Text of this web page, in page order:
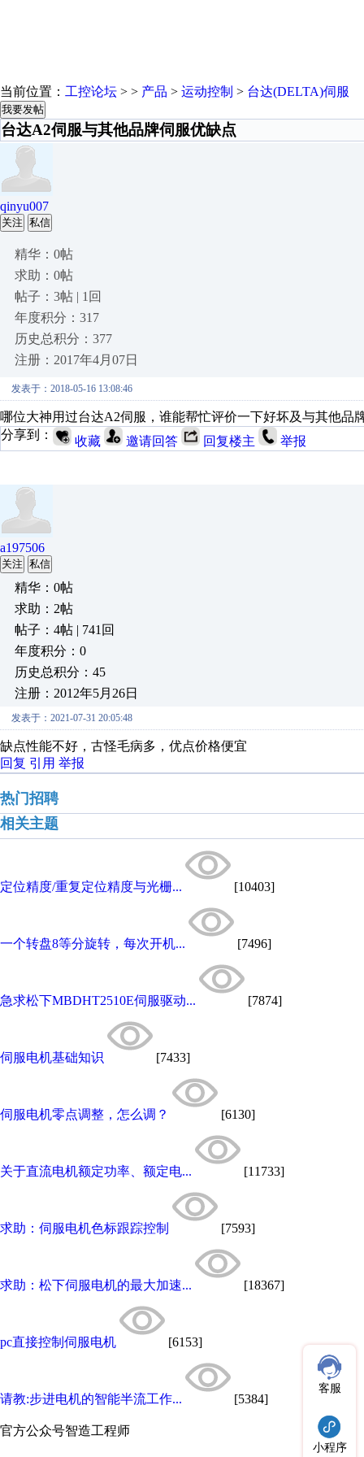
当前位置： 工控论坛 > > 产品 > 运动控制 > 台达(DELTA)伺服
我要发帖
台达A2伺服与其他品牌伺服优缺点
qinyu007
关注 私信
精华：0帖
求助：0帖
帖子：3帖 | 1回
年度积分：317
历史总积分：377
注册：2017年4月07日
发表于：2018-05-16 13:08:46
哪位大神用过台达A2伺服，谁能帮忙评价一下好坏及与其他品
分享到：
收藏 邀请回答 回复楼主 举报
a197506
关注 私信
精华：0帖
求助：2帖
帖子：4帖 | 741回
年度积分：0
历史总积分：45
注册：2012年5月26日
发表于：2021-07-31 20:05:48
缺点性能不好，古怪毛病多，优点价格便宜
回复 引用 举报
热门招聘
相关主题
定位精度/重复定位精度与光栅... [10403]
一个转盘8等分旋转，每次开机... [7496]
急求松下MBDHT2510E伺服驱动... [7874]
伺服电机基础知识 [7433]
伺服电机零点调整，怎么调？ [6130]
关于直流电机额定功率、额定电... [11733]
求助：伺服电机色标跟踪控制 [7593]
求助：松下伺服电机的最大加速... [18367]
pc直接控制伺服电机 [6153]
请教:步进电机的智能半流工作... [5384]
官方公众号智造工程师
客服
小程序